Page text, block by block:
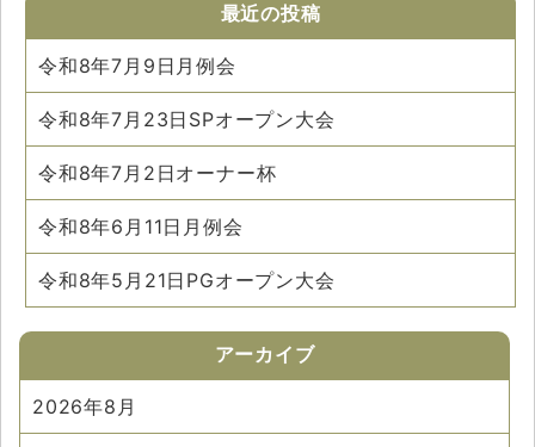
最近の投稿
令和8年7月9日月例会
令和8年7月23日SPオープン大会
令和8年7月2日オーナー杯
令和8年6月11日月例会
令和8年5月21日PGオープン大会
アーカイブ
2026年8月